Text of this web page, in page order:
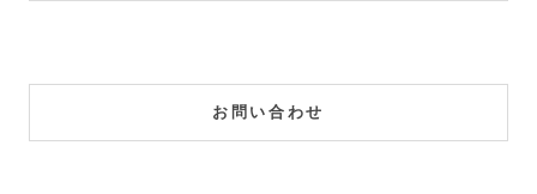
お問い合わせ